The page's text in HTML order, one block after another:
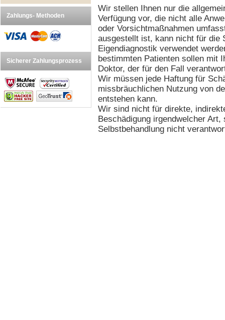
Zahlungs- Methoden
Sicherer Zahlungsprozess
Wir stellen Ihnen nur die
Verfügung vor, die nicht alle
oder Vorsichtmaßnahmen
ausgestellt ist, kann nicht für die
Eigendiagnostik verwendet
bestimmten Patienten sollen mit
Doktor, der für den Fall
Wir müssen jede Haftung für
missbräuchlichen Nutzung von
entstehen kann.
Wir sind nicht für direkte,
Beschädigung irgendwelcher
Selbstbehandlung nicht